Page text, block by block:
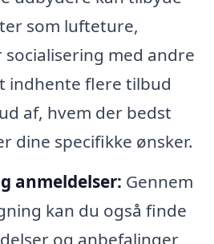
som lufteture,
med andre
indhente flere tilbud
af, hvem der bedst
dine specifikke ønsker.
anmeldelser: Gennem
kan du også finde
og anbefalinger,